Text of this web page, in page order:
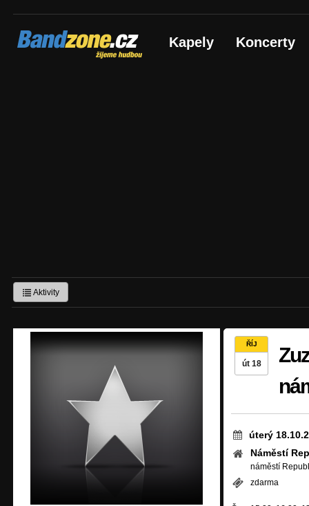
Bandzone.cz
žijeme hudbou Kapely Koncerty
Aktivity
ŘÍJ
út 18
úterý
Náměstí
náměstí
zdarma